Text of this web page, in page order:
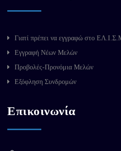
Γιατί πρέπει να εγγραφώ στο
Εγγραφή Νέων Μελών
Προβολές-Προνόμια Μελών
Εξόφληση Συνδρομών
Επικοινωνία